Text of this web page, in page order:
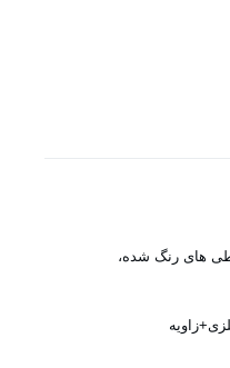
های رنگ شده،